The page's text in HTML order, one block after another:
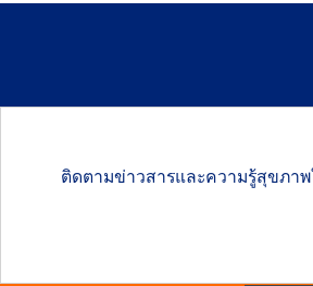
ติดตามข่าวสารและความรู้สุขภา